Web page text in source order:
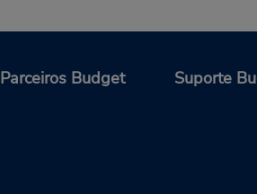
Parceiros Budget Suporte